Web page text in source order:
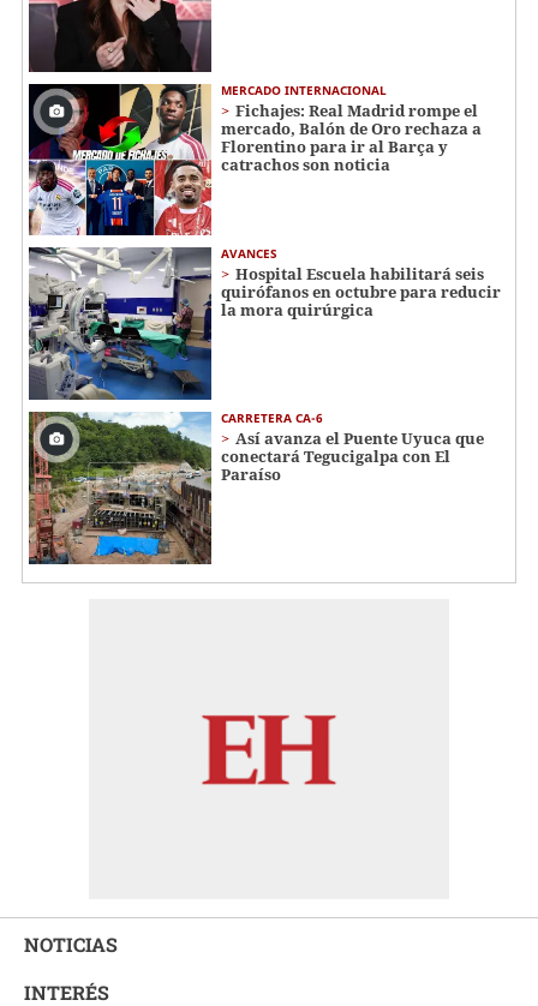
MERCADO INTERNACIONAL
Fichajes: Real Madrid rompe el
mercado, Balón de Oro rechaza a
Florentino para ir al Barça y
catrachos son noticia
AVANCES
Hospital Escuela habilitará seis
quirófanos en octubre para reducir
la mora quirúrgica
CARRETERA CA-6
Así avanza el Puente Uyuca que
conectará Tegucigalpa con El
Paraíso
NOTICIAS
INTERÉS